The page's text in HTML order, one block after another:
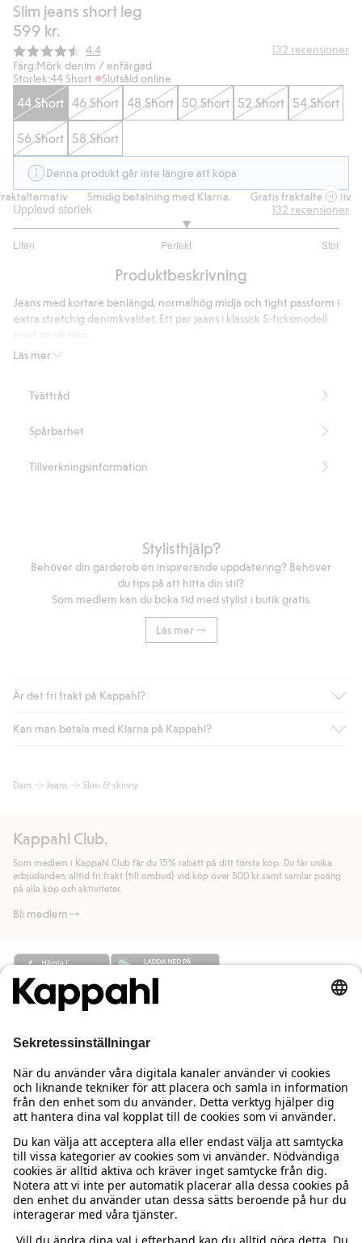
Slim jeans short leg
599 kr.
Snittbetyg:
4.4 132 recensioner
Färg:Mörk denim / enfärgad
Storlek:44 Short Slutsåld online
44 Short 46 Short 48 Short 50 Short 52 Short 54 Short
56 Short 58 Short
Denna produkt går inte längre att köpa
Smidig betalning med Klarna. Gratis fraktalternativ
Upplevd storlek
Liten Perfekt Stor
utav
100
betyg
132 recensioner
Produktbeskrivning
Läs mer
Jeans med kortare benlängd, normalhög midja och tight passform i
extra stretchig denimkvalitet. Ett par jeans i klassisk 5-ficksmodell
- Smal passform
- Innerbenslängd 72 cm i storlek 50
energi och kemikalier.
Tvättråd
Spårbarhet
Tillverkningsinformation
Stylisthjälp?
Behöver din garderob en inspirerande uppdatering? Behöver
du tips på att hitta din stil?
Som medlem kan du boka tid med stylist i butik gratis.
Läs mer
Är det fri frakt på Kappahl?
Är du medlem i Kappahl Club har du alltid gratis frakt till butik
automatik efter du loggat in och identifierats som medlem.
handlar för.
Läs mer
Kan man betala med Klarna på Kappahl?
bland annat faktura och swish men även andra betalningssätt.
allmänna villkor.
Läs mer
Dam Jeans Slim & skinny
Kappahl Club.
Som medlem i Kappahl Club får du 15% rabatt på ditt första köp. Du får unika
erbjudanden, alltid fri frakt (till ombud) vid köp över 500 kr samt samlar poäng
på alla köp och aktiviteter.
Bli medlem
Behöver du hjälp?
Kundservice
Vanliga frågor
Beställning & retur
Kontakta oss
Kappahl Club
Logga in
Kappahl Club
Medlemsvillkor
Om oss
Om Kappahl Group
Villkor & policy
Köpvillkor Sverige
Mer från oss